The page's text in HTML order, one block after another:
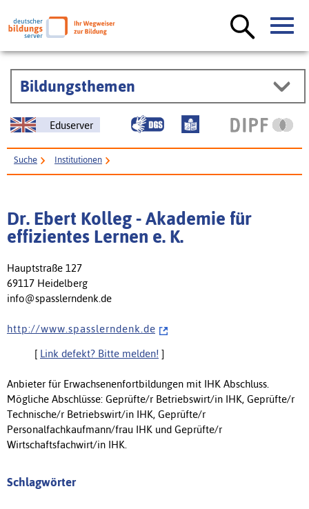
Bildungsthemen
Eduserver
Suche Institutionen
Dr. Ebert Kolleg - Akademie für
effizientes Lernen e. K.
Hauptstraße 127
69117 Heidelberg
info@spasslerndenk.de
h t t p : / / w w w . s p a s s l e r n d e n k . d e
[ Link defekt? Bitte melden! ]
Anbieter für Erwachsenenfortbildungen mit IHK Abschluss.
Mögliche Abschlüsse: Geprüfte/r Betriebswirt/in IHK, Geprüfte/r
Technische/r Betriebswirt/in IHK, Geprüfte/r
Personalfachkaufmann/frau IHK und Geprüfte/r
Wirtschaftsfachwirt/in IHK.
Schlagwörter